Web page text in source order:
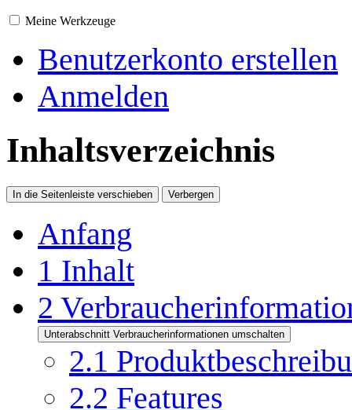
Meine Werkzeuge
Benutzerkonto erstellen
Anmelden
Inhaltsverzeichnis
In die Seitenleiste verschieben Verbergen
Anfang
1 Inhalt
2
Unterabschnitt Verbraucherinformationen umschalten
2.1
2.2 Features